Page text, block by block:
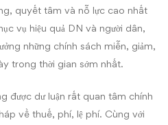
quyết tâm và nỗ lực cao nhất
vụ hiệu quả DN và người dân,
những chính sách miễn, giảm,
trong thời gian sớm nhất.
được dư luận rất quan tâm chính
về thuế, phí, lệ phí. Cùng với